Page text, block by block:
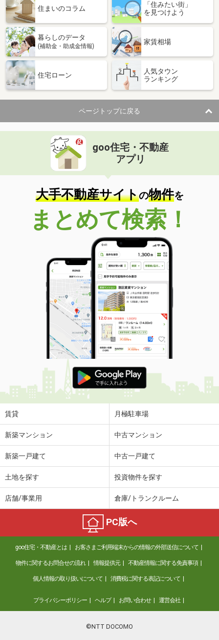
住まいのコラム
「住みたい街」
を見つけよう
暮らしのデータ
(補助金・助成金情報)
家賃相場
住宅ローン
人気タウン
ランキング
ページトップに戻る
goo住宅・不動産
アプリ
大手不動産サイトの物件を
まとめて検索！
賃貸 月極駐車場
新築マンション 中古マンション
新築一戸建て 中古一戸建て
土地を探す 投資物件を探す
店舗/事業用 倉庫/トランクルーム
PC版へ
goo住宅・不動産とは お客さまご利用端末からの情報の外部送信について
物件に関するお問合せの流れ 情報提供元 不動産情報に関する免責事項
個人情報の取り扱いについて 消費税に関する表記について
プライバシーポリシー ヘルプ お問い合わせ 運営会社
©NTT DOCOMO